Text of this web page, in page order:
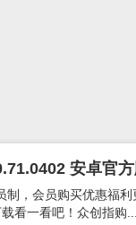
安卓官
，会员购买优惠福
看一看吧！众创指购...